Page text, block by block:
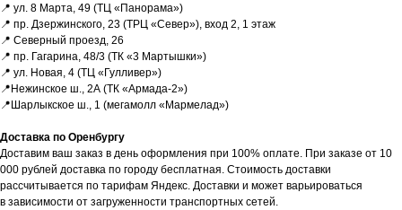
📍 ул. 8 Марта, 49 (ТЦ «Панорама»)
📍 пр. Дзержинского, 23 (ТРЦ «Север»), вход 2, 1 этаж
📍 Северный проезд, 26
📍 пр. Гагарина, 48/3 (ТК «3 Мартышки»)
📍 ул. Новая, 4 (ТЦ «Гулливер»)
📍Нежинское ш., 2А (ТК «Армада-2»)
📍Шарлыкское ш., 1 (мегамолл «Мармелад»)
Доставка по Оренбургу
Доставим ваш заказ в день оформления при 100% оплате. При заказе от 10
000 рублей доставка по городу бесплатная. Стоимость доставки
рассчитывается по тарифам Яндекс. Доставки и может варьироваться
в зависимости от загруженности транспортных сетей.
Мы можем специально для вас
заказать необходимое устройство.
Для этого оставьте заявку на сайте
и наш менеджер свяжется с вами
ЕСЛИ ВЫНЕ НАШЛИ
В КАТАЛОГЕТО, ЧТО
НУЖНО?